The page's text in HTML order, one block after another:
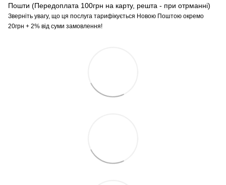
Пошти (Передоплата 100грн на карту, решта - при отрманні)
Зверніть увагу, що ця послуга тарифікується Новою Поштою окремо
20грн + 2% від суми замовлення!